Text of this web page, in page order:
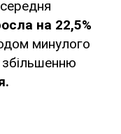
на 22,5%
минулого